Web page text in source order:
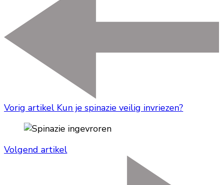
Vorig artikel Kun je spinazie veilig invriezen?
Volgend artikel